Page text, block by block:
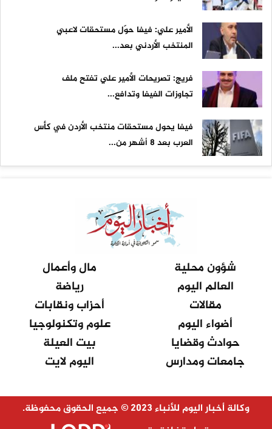
الأمير علي: فيفا حوّل مستحقات لاعبي
المنتخب الأردني بعد...
فريج: تصريحات الأمير علي تفتح ملف
تجاوزات الفيفا وتدافع...
فيفا يحول مستحقات منتخب الأردن في كأس
العرب بعد 8 أشهر من...
شؤون محلية
مال وأعمال
العالم اليوم
رياضة
مقالات
أحزاب ونقابات
أضواء اليوم
علوم وتكنولوجيا
حوادث وقضايا
بيت العيلة
جامعات ومدارس
اليوم لايت
وكالة أخبار اليوم للأنباء 2023 © جميع الحقوق محفوظة.